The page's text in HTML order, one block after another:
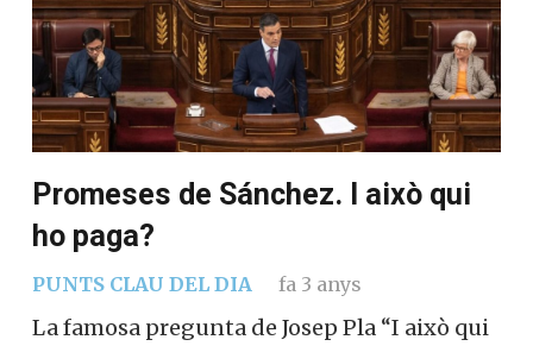
Promeses de Sánchez. I això qui
ho paga?
PUNTS CLAU DEL DIA fa 3 anys
La famosa pregunta de Josep Pla “I això qui